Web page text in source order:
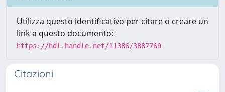
Utilizza questo identificativo per citare o creare un
link a questo documento:
https://hdl.handle.net/11386/3887769
Citazioni